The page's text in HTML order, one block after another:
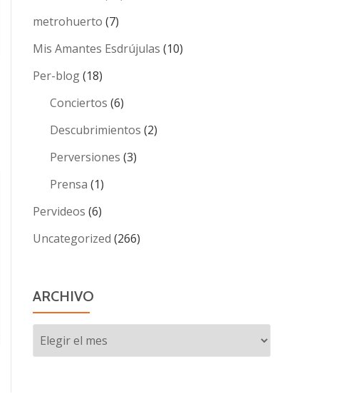
metrohuerto (7)
Mis Amantes Esdrújulas (10)
Per-blog(18)
Conciertos (6)
Descubrimientos (2)
Perversiones (3)
Prensa (1)
Pervideos (6)
Uncategorized (266)
ARCHIVO
Archivo